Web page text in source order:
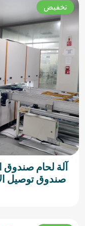
تخفيض
صندوق توصيل